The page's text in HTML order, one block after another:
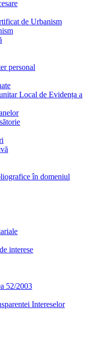
de Urbanism
personal
Local de Evidența a
în domeniul
interese
52/2003
Intereselor